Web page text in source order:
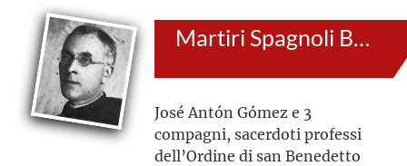
Martiri Spagnoli Benedettini
José Antón Gómez e 3
compagni, sacerdoti professi
dell’Ordine di san Benedetto